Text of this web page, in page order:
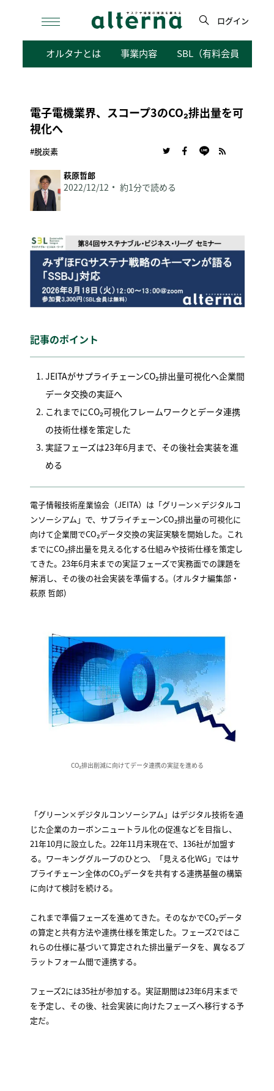
検
ログイン
オルタナとは 事業内容 SBL（有料会員向けサ
電子電機業界、スコープ3のCO₂排出量を可
視化へ
#脱炭素
萩原哲郎
2022/12/12 約1分で読める
記事のポイント
JEITAがサプライチェーンCO₂排出量可視化へ企業間
データ交換の実証へ
これまでにCO₂可視化フレームワークとデータ連携
の技術仕様を策定した
実証フェーズは23年6月まで、その後社会実装を進
める
電子情報技術産業協会（JEITA）は「グリーン×デジタルコ
ンソーシアム」で、サプライチェーンCO₂排出量の可視化に
向けて企業間でCO₂データ交換の実証実験を開始した。これ
までにCO₂排出量を見える化する仕組みや技術仕様を策定し
てきた。23年6月末までの実証フェーズで実務面での課題を
解消し、その後の社会実装を準備する。(オルタナ編集部・
萩原 哲郎)
CO₂排出削減に向けてデータ連携の実証を進める
「グリーン×デジタルコンソーシアム」はデジタル技術を通
じた企業のカーボンニュートラル化の促進などを目指し、
21年10月に設立した。22年11月末現在で、136社が加盟す
る。ワーキンググループのひとつ、「見える化WG」ではサ
プライチェーン全体のCO₂データを共有する連携基盤の構築
に向けて検討を続ける。
これまで準備フェーズを進めてきた。そのなかでCO₂データ
の算定と共有方法や連携仕様を策定した。フェーズ2ではこ
れらの仕様に基づいて算定された排出量データを、異なるプ
ラットフォーム間で連携する。
フェーズ2には35社が参加する。実証期間は23年6月末まで
を予定し、その後、社会実装に向けたフェーズへ移行する予
定だ。